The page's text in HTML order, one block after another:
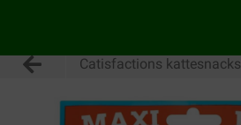
Catisfactions kattesnacks